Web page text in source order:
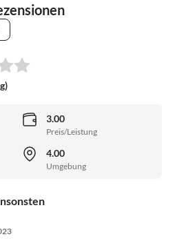
3.00
Preis/Leistung
4.00
Umgebung